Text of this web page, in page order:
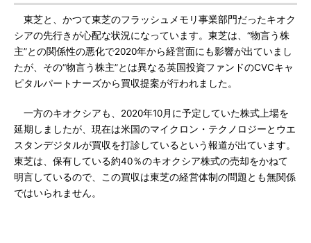
東芝と、かつて東芝のフラッシュメモリ事業部門だったキオク
シアの先行きが心配な状況になっています。東芝は、“物言う株
主”との関係性の悪化で2020年から経営面にも影響が出ていまし
たが、その“物言う株主”とは異なる英国投資ファンドのCVCキャ
ピタルパートナーズから買収提案が行われました。
一方のキオクシアも、2020年10月に予定していた株式上場を
延期しましたが、現在は米国のマイクロン・テクノロジーとウエ
スタンデジタルが買収を打診しているという報道が出ています。
東芝は、保有している約40％のキオクシア株式の売却をかねて
明言しているので、この買収は東芝の経営体制の問題とも無関係
ではいられません。